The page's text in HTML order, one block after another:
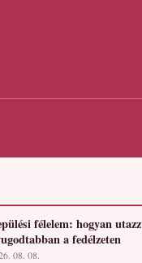
félelem: hogyan utazz
a fedélzeten
08. 08.